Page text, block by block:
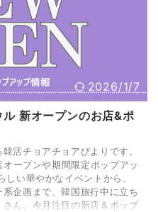
2026/1/7
新オープンのお店&ポ
活チョアチョアびよりです。
ープンや期間限定ポップアッ
い華やかなイベントから、
企画まで、韓国旅行中に立ち
ん。今月注目の新店＆ポップ